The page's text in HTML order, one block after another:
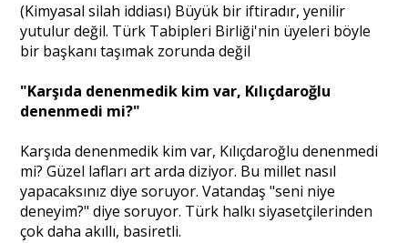
(Kimyasal silah iddiası) Büyük bir iftiradır, yenilir
yutulur değil. Türk Tabipleri Birliği'nin üyeleri böyle
bir başkanı taşımak zorunda değil
"Karşıda denenmedik kim var, Kılıçdaroğlu
denenmedi mi?"
Karşıda denenmedik kim var, Kılıçdaroğlu denenmedi
mi? Güzel lafları art arda diziyor. Bu millet nasıl
yapacaksınız diye soruyor. Vatandaş "seni niye
deneyim?" diye soruyor. Türk halkı siyasetçilerinden
çok daha akıllı, basiretli.